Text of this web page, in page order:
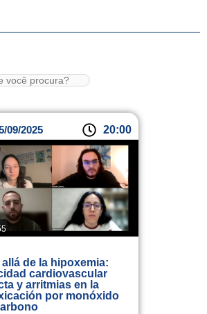
09/2025 20:00
allá de la hipoxemia:
cardiovascular
y arritmias en la
por monóxido